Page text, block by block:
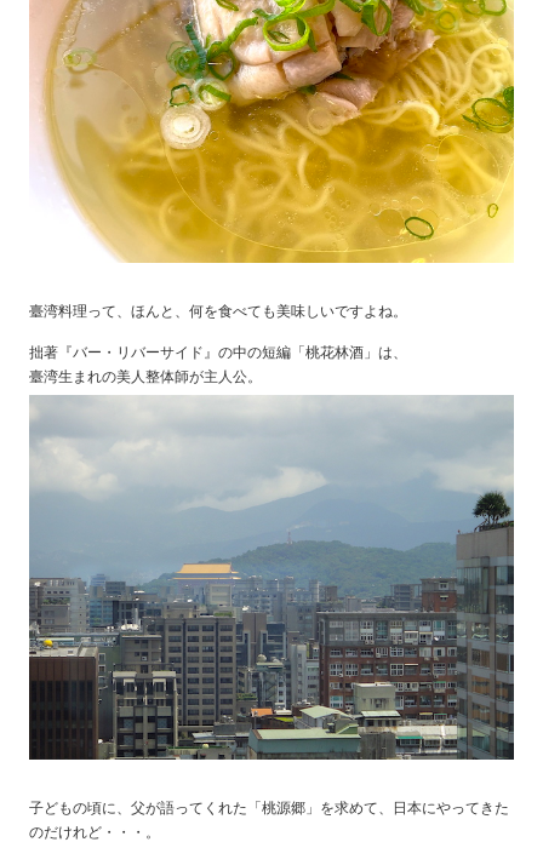
臺湾料理って、ほんと、何を食べても美味しいですよね。
拙著『バー・リバーサイド』の中の短編「桃花林酒」は、
臺湾生まれの美人整体師が主人公。
子どもの頃に、父が語ってくれた「桃源郷」を求めて、日本にやってきた
のだけれど・・・。